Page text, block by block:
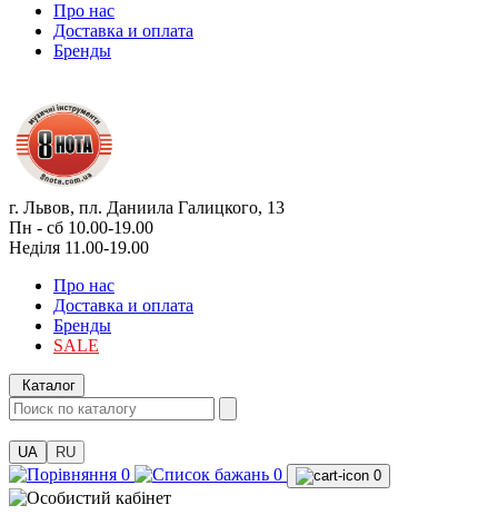
Про нас
Доставка и оплата
Бренды
г. Львов, пл. Даниила Галицкого, 13
Пн - сб 10.00-19.00
Неділя 11.00-19.00
Про нас
Доставка и оплата
Бренды
SALE
Каталог
UA RU
0 0 0